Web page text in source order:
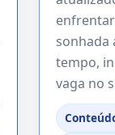
sonhada
tempo,
vaga no